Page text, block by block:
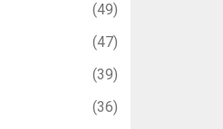
(49)
(47)
(39)
(36)